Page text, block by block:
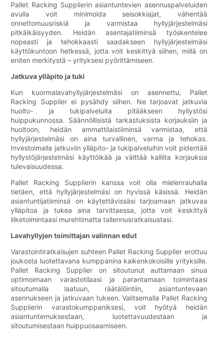
Pallet Racking Supplierin asiantuntevien asennuspalveluiden
avulla voit minimoida seisokkiajat, vähentää
onnettomuusriskiä ja varmistaa hyllyjärjestelmäsi
pitkäikäisyyden. Heidän asentajatiiminsä työskentelee
nopeasti ja tehokkaasti saadakseen hyllyjärjestelmäsi
käyttökuntoon hetkessä, jotta voit keskittyä siihen, millä on
eniten merkitystä – yrityksesi pyörittämiseen.
Jatkuva ylläpito ja tuki
Kun kuormalavahyllyjärjestelmäsi on asennettu, Pallet
Racking Supplier ei pysähdy siihen. Ne tarjoavat jatkuvia
huolto- ja tukipalveluita pitääkseen hyllystösi
huippukunnossa. Säännöllisistä tarkastuksista korjauksiin ja
huoltoon, heidän ammattilaistiiminsä varmistaa, että
hyllyjärjestelmäsi on aina turvallinen, varma ja tehokas.
Investoimalla jatkuviin ylläpito- ja tukipalveluihin voit pidentää
hyllystöjärjestelmäsi käyttöikää ja välttää kalliita korjauksia
tulevaisuudessa.
Pallet Racking Supplierin kanssa voit olla mielenrauhalla
tietäen, että hyllyjärjestelmäsi on hyvissä käsissä. Heidän
asiantuntijatiiminsä on käytettävissäsi tarjoamaan jatkuvaa
ylläpitoa ja tukea aina tarvittaessa, jotta voit keskittyä
liiketoimintaasi murehtimatta tallennusratkaisustasi.
Lavahyllyjen toimittajan valinnan edut
Varastointiratkaisujen suhteen Pallet Racking Supplier erottuu
joukosta luotettavana kumppanina kaikenkokoisille yrityksille.
Pallet Racking Supplier on sitoutunut auttamaan sinua
optimoimaan varastotilaasi ja parantamaan toimintaasi
sitoutumalla laatuun, räätälöintiin, asiantuntevaan
asennukseen ja jatkuvaan tukeen. Valitsemalla Pallet Racking
Supplierin varastokumppaniksesi, voit hyötyä heidän
asiantuntemuksestaan, luotettavuudestaan ja
sitoutumisestaan huippuosaamiseen.